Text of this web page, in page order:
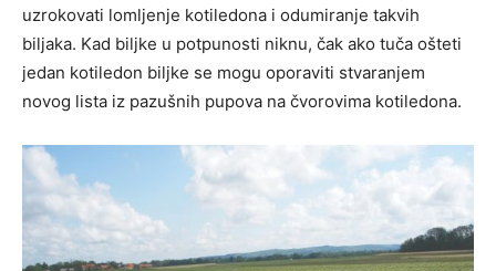
uzrokovati lomljenje kotiledona i odumiranje takvih
biljaka. Kad biljke u potpunosti niknu, čak ako tuča ošteti
jedan kotiledon biljke se mogu oporaviti stvaranjem
novog lista iz pazušnih pupova na čvorovima kotiledona.